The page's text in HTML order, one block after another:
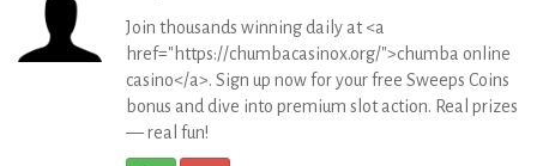
Join thousands winning daily at <a
href="https://chumbacasinox.org/">chumba online
casino</a>. Sign up now for your free Sweeps Coins
bonus and dive into premium slot action. Real prizes
— real fun!